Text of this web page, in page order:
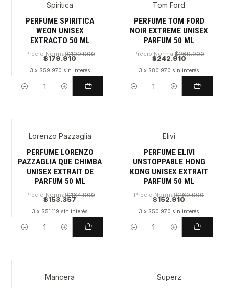
Spiritica
PERFUME SPIRITICA
WEON UNISEX
EXTRACTO 50 ML
Precio Normal$199.900
$179.910
3 x $59.970 sin interés
Cantidad
Tom Ford
PERFUME TOM FORD
NOIR EXTREME UNISEX
PARFUM 50 ML
Precio Normal$269.900
$242.910
3 x $80.970 sin interés
Cantidad
Lorenzo Pazzaglia
PERFUME LORENZO
PAZZAGLIA QUE CHIMBA
UNISEX EXTRAIT DE
PARFUM 50 ML
Precio Normal$164.900
$153.357
3 x $51.119 sin interés
Cantidad
Elivi
PERFUME ELIVI
UNSTOPPABLE HONG
KONG UNISEX EXTRAIT
PARFUM 50 ML
Precio Normal$169.900
$152.910
3 x $50.970 sin interés
Cantidad
Mancera Superz